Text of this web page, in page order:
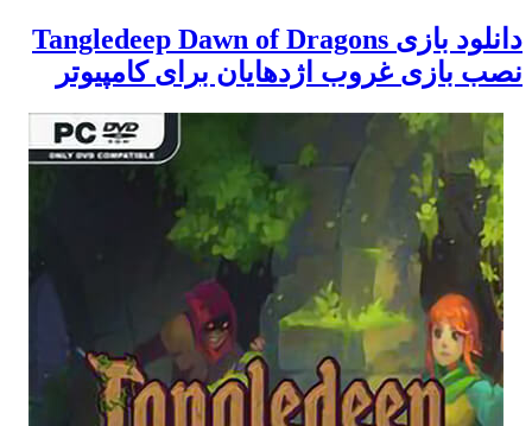
دانلود بازی Tangledeep Dawn of Dragons
بازی غروب اژدهایان برای کامپیوتر